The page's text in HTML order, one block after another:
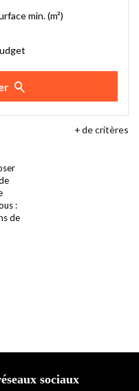
min. (m²)
+de critères
:
de
sociaux